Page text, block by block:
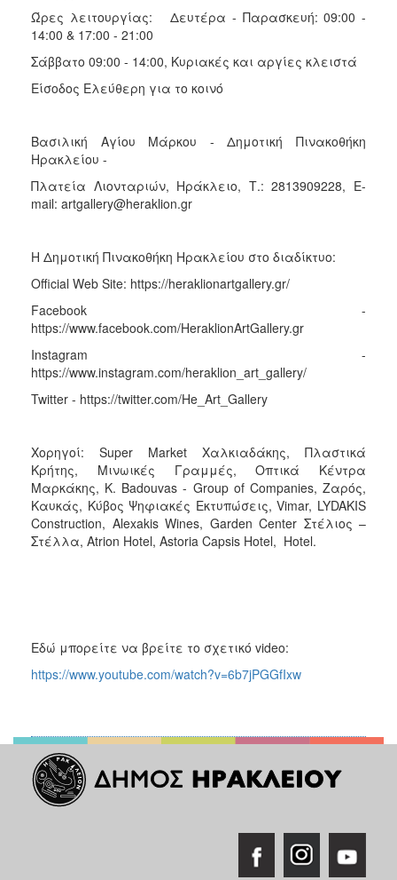
Ώρες λειτουργίας: Δευτέρα - Παρασκευή: 09:00 -
14:00 & 17:00 - 21:00
Σάββατο 09:00 - 14:00, Κυριακές και αργίες κλειστά
Είσοδος Ελεύθερη για το κοινό
Βασιλική Αγίου Μάρκου - Δημοτική Πινακοθήκη
Ηρακλείου -
Πλατεία Λιονταριών, Ηράκλειο, Τ.: 2813909228, E-
mail: artgallery@heraklion.gr
Η Δημοτική Πινακοθήκη Ηρακλείου στο διαδίκτυο:
Official Web Site: https://heraklionartgallery.gr/
Facebook -
https://www.facebook.com/HeraklionArtGallery.gr
Instagram -
https://www.instagram.com/heraklion_art_gallery/
Twitter - https://twitter.com/He_Art_Gallery
Χορηγοί: Super Market Χαλκιαδάκης, Πλαστικά
Κρήτης, Μινωικές Γραμμές, Οπτικά Κέντρα
Μαρκάκης, K. Badouvas - Group of Companies, Ζαρός,
Καυκάς, Κύβος Ψηφιακές Εκτυπώσεις, Vimar, LYDAKIS
Construction, Alexakis Wines, Garden Center Στέλιος –
Στέλλα, Atrion Hotel, Astoria Capsis Hotel, Hotel.
Εδώ μπορείτε να βρείτε το σχετικό video:
https://www.youtube.com/watch?v=6b7jPGGfIxw